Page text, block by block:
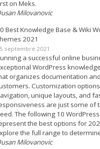
on Meks.
Milovanovic
Best Knowledge Base & Wiki
2021
septembre 2021
a successful online
WordPress
organizes documentation
Customization
unique layouts, and
are just some of
The following 10
the best options for
the full range to
Milovanovic